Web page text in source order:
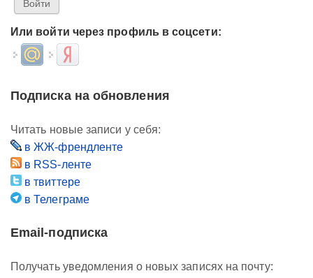
Или войти через профиль в соцсети:
Login with Mail.ruLogin with Яндекс
Подписка на обновления
Читать новые записи у себя:
в ЖЖ-френдленте
в RSS-ленте
в твиттере
в Телеграме
Email-подписка
Получать уведомления о новых записях на почту: